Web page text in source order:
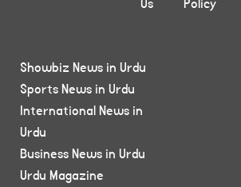
Policy
Us
Showbiz News in Urdu
Sports News in Urdu
International News in
Urdu
Business News in Urdu
Urdu Magazine